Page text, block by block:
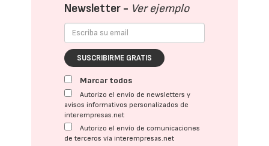
Newsletter - Ver ejemplo
SUSCRIBIRME GRATIS
Marcar todos
Autorizo el envío de newsletters y
avisos informativos personalizados de
interempresas.net
Autorizo el envío de comunicaciones
de terceros vía interempresas.net